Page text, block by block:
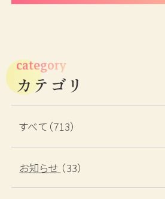
category
カテゴリ
すべて（713）
お知らせ （33）